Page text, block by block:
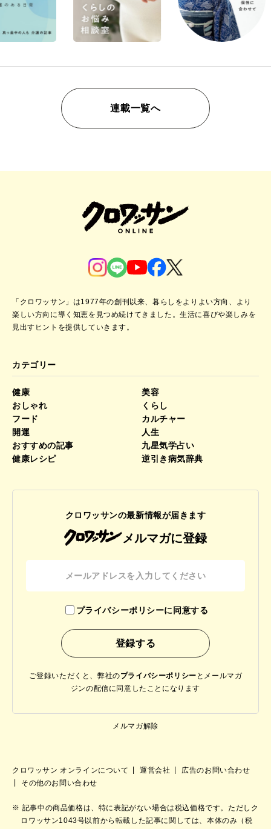
連載一覧へ
「クロワッサン」は1977年の創刊以来、暮らしをよりよい方向、より
楽しい方向に導く知恵を見つめ続けてきました。生活に喜びや楽しみを
見出すヒントを提供していきます。
カテゴリー
健康
美容
おしゃれ
くらし
フード
カルチャー
開運
人生
おすすめの記事
九星気学占い
健康レシピ
逆引き病気辞典
クロワッサンの最新情報が届きます
メルマガに登録
プライバシーポリシーに同意する
ご登録いただくと、弊社のプライバシーポリシー と メールマガ
ジンの配信に同意したことになります
メルマガ解除
クロワッサン オンラインについて 運営会社
広告のお問い合わせ
その他のお問い合わせ
記事中の商品価格は、特に表記がない場合は税込価格です。ただしク
ロワッサン1043号以前から転載した記事に関しては、本体のみ（税